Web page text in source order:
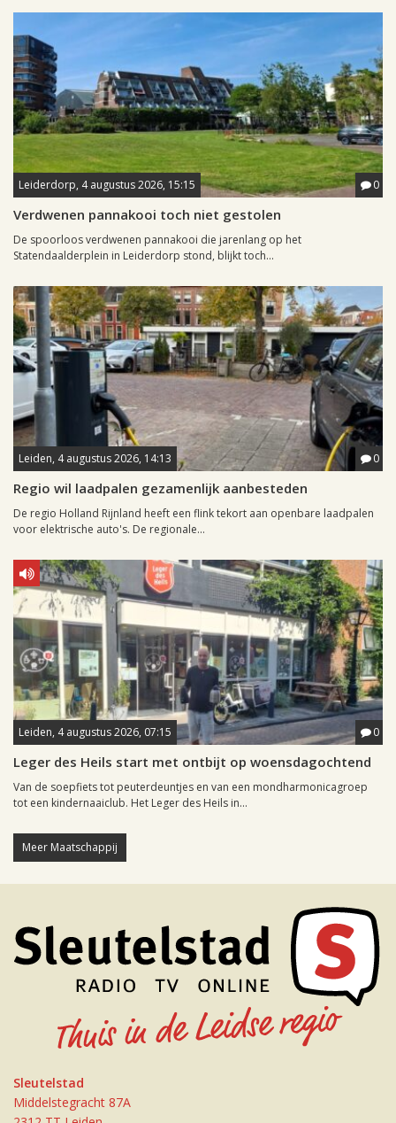
Leiderdorp, 4 augustus 2026, 15:15 0
Verdwenen pannakooi toch niet gestolen
De spoorloos verdwenen pannakooi die jarenlang op het
Statendaalderplein in Leiderdorp stond, blijkt toch...
Leiden, 4 augustus 2026, 14:13 0
Regio wil laadpalen gezamenlijk aanbesteden
De regio Holland Rijnland heeft een flink tekort aan openbare laadpalen
voor elektrische auto's. De regionale...
Leiden, 4 augustus 2026, 07:15 0
Leger des Heils start met ontbijt op woensdagochtend
Van de soepfiets tot peuterdeuntjes en van een mondharmonicagroep
tot een kindernaaiclub. Het Leger des Heils in...
Meer Maatschappij
Sleutelstad
Middelstegracht 87A